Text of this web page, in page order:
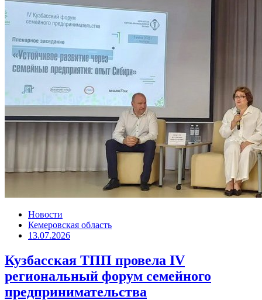
Новости
Кемеровская область
13.07.2026
Кузбасская ТПП провела IV
региональный форум семейного
предпринимательства